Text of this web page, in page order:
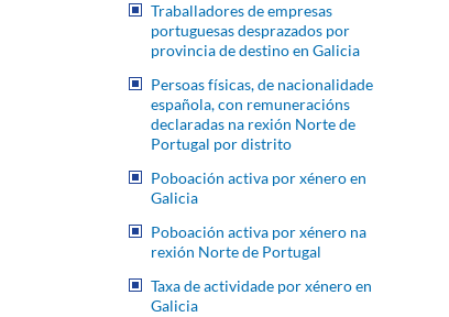
Traballadores de empresas
portuguesas desprazados por
provincia de destino en Galicia
Persoas físicas, de nacionalidade
española, con remuneracións
declaradas na rexión Norte de
Portugal por distrito
Poboación activa por xénero en
Galicia
Poboación activa por xénero na
rexión Norte de Portugal
Taxa de actividade por xénero en
Galicia